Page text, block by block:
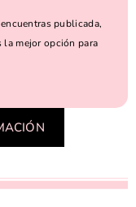
publicada,
mejor opción para